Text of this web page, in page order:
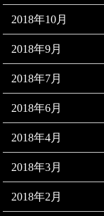
2018年10月
2018年9月
2018年7月
2018年6月
2018年4月
2018年3月
2018年2月